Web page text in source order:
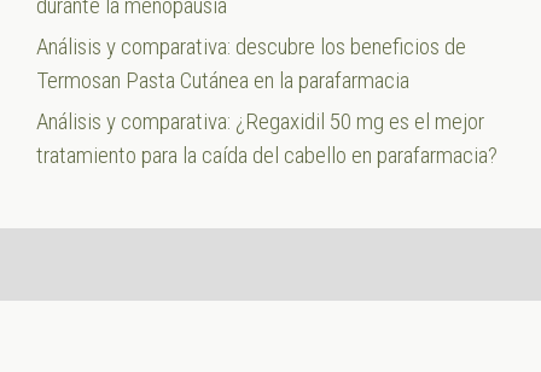
durante la menopausia
Análisis y comparativa: descubre los beneficios de
Termosan Pasta Cutánea en la parafarmacia
Análisis y comparativa: ¿Regaxidil 50 mg es el mejor
tratamiento para la caída del cabello en parafarmacia?